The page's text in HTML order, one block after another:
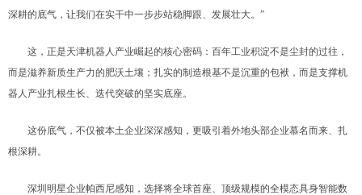
深耕的底气，让我们在实干中一步步站稳脚跟、发展壮大。”
这，正是天津机器人产业崛起的核心密码：百年工业积淀不是尘封的过往，
而是滋养新质生产力的肥沃土壤；扎实的制造根基不是沉重的包袱，而是支撑机
器人产业扎根生长、迭代突破的坚实底座。
这份底气，不仅被本土企业深深感知，更吸引着外地头部企业慕名而来、扎
根深耕。
深圳明星企业帕西尼感知，选择将全球首座、顶级规模的全模态具身智能数